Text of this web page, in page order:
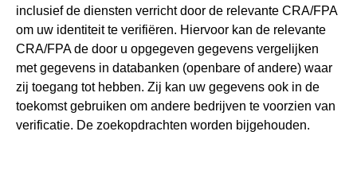
inclusief de diensten verricht door de relevante CRA/FPA
om uw identiteit te verifiëren. Hiervoor kan de relevante
CRA/FPA de door u opgegeven gegevens vergelijken
met gegevens in databanken (openbare of andere) waar
zij toegang tot hebben. Zij kan uw gegevens ook in de
toekomst gebruiken om andere bedrijven te voorzien van
verificatie. De zoekopdrachten worden bijgehouden.